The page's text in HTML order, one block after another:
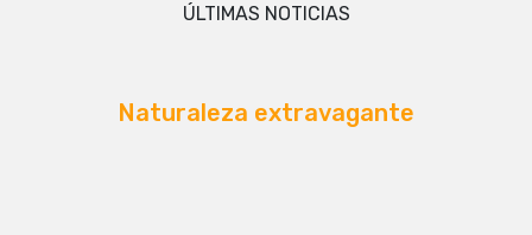
ÚLTIMAS NOTICIAS
Naturaleza extravagante